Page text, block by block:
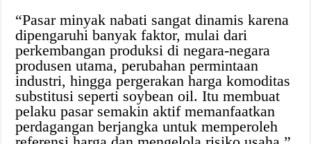
“Pasar minyak nabati sangat dinamis karena
dipengaruhi banyak faktor, mulai dari
perkembangan produksi di negara-negara
produsen utama, perubahan permintaan
industri, hingga pergerakan harga komoditas
substitusi seperti soybean oil. Itu membuat
pelaku pasar semakin aktif memanfaatkan
perdagangan berjangka untuk memperoleh